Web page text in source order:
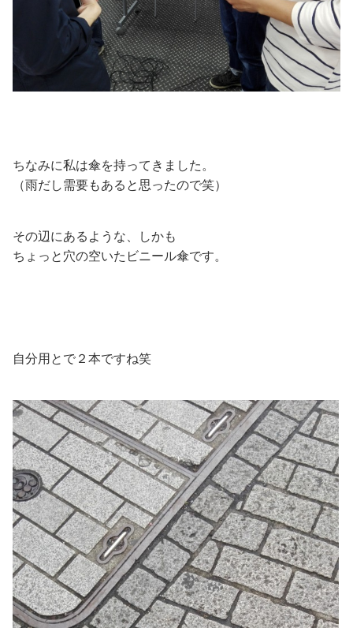
ちなみに私は傘を持ってきました。
（雨だし需要もあると思ったので笑）
その辺にあるような、しかも
ちょっと穴の空いたビニール傘です。
自分用とで２本ですね笑